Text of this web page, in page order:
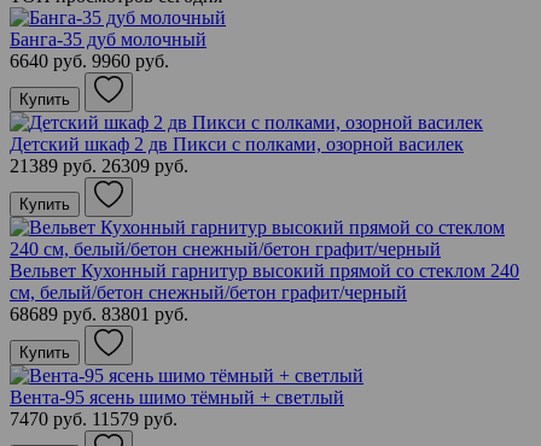
Банга-35 дуб молочный
6640 руб. 9960 руб.
Купить
Детский шкаф 2 дв Пикси с полками, озорной василек
21389 руб. 26309 руб.
Купить
Вельвет Кухонный гарнитур высокий прямой со стеклом 240
см, белый/бетон снежный/бетон графит/черный
68689 руб. 83801 руб.
Купить
Вента-95 ясень шимо тёмный + светлый
7470 руб. 11579 руб.